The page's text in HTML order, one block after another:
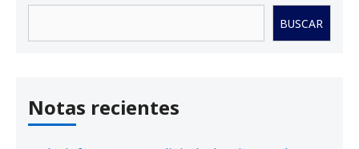
BUSCAR
Notas recientes